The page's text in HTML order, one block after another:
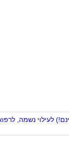
לעילוי נשמה,